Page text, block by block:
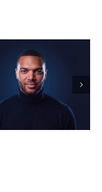
Erfolgreiche
vGreens startet
Rollout